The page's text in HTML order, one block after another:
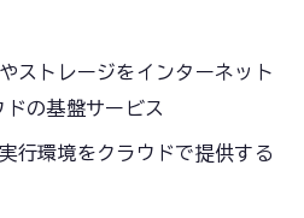
ストレージをインターネット
の基盤サービス
行環境をクラウドで提供する